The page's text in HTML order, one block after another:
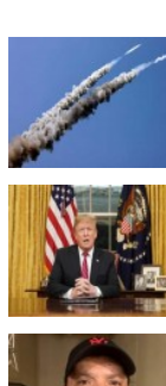
الجمعة ,07 آب / أغسطس GMT 01:40
2026
في تشاد يتسبب
وفاة 13 شخصا